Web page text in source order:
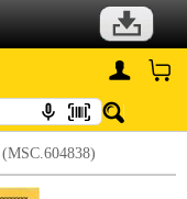
(MSC.604838)